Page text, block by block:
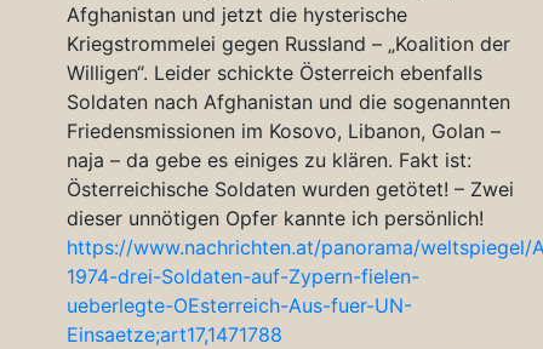
Afghanistan und jetzt die hysterische
Kriegstrommelei gegen Russland – „Koalition der
Willigen“. Leider schickte Österreich ebenfalls
Soldaten nach Afghanistan und die sogenannten
Friedensmissionen im Kosovo, Libanon, Golan –
naja – da gebe es einiges zu klären. Fakt ist:
Österreichische Soldaten wurden getötet! – Zwei
dieser unnötigen Opfer kannte ich persönlich!
https://www.nachrichten.at/panorama/weltspiegel/
1974-drei-Soldaten-auf-Zypern-fielen-
ueberlegte-OEsterreich-Aus-fuer-UN-
Einsaetze;art17,1471788